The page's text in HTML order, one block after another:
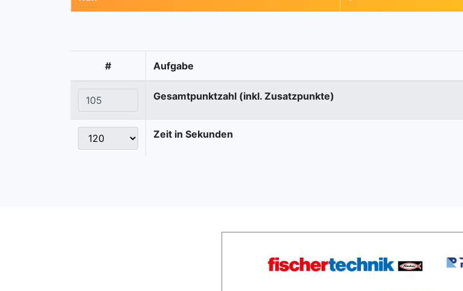
# Aufgabe
Gesamtpunktzahl (inkl. Zusatzpunkte)
Zeit in Sekunden